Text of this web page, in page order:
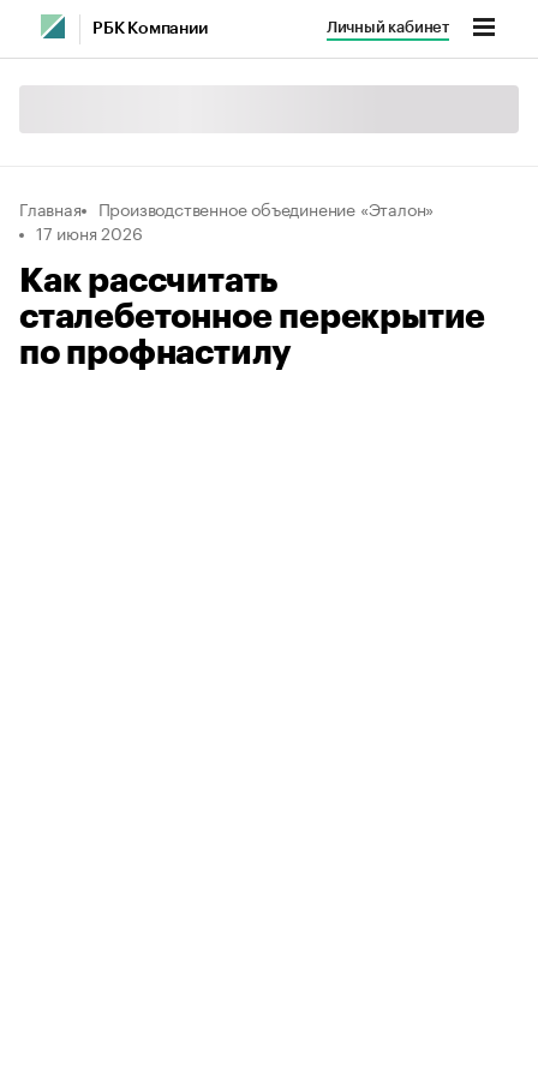
РБК Компании Личный кабинет
Главная
Производственное объединение «Эталон»
17 июня 2026
Как рассчитать
сталебетонное перекрытие
по профнастилу